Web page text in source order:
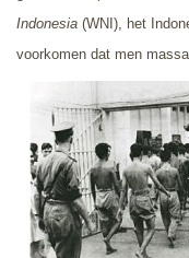
Indonesia (WNI), het
voorkomen dat men